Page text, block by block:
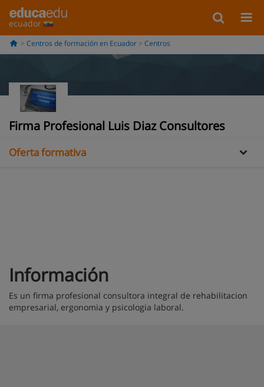
ecuador
Centros de formación en Ecuador Centros
Firma Profesional Luis Diaz Consultores
Información
Oferta formativa
Información
Es un firma profesional consultora integral de rehabilitacion
empresarial, ergonomia y psicologia laboral.